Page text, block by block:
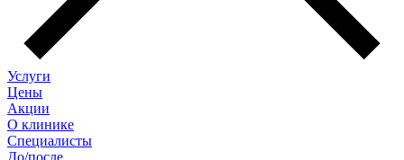
Услуги
Цены
Акции
О клинике
Специалисты
До/после